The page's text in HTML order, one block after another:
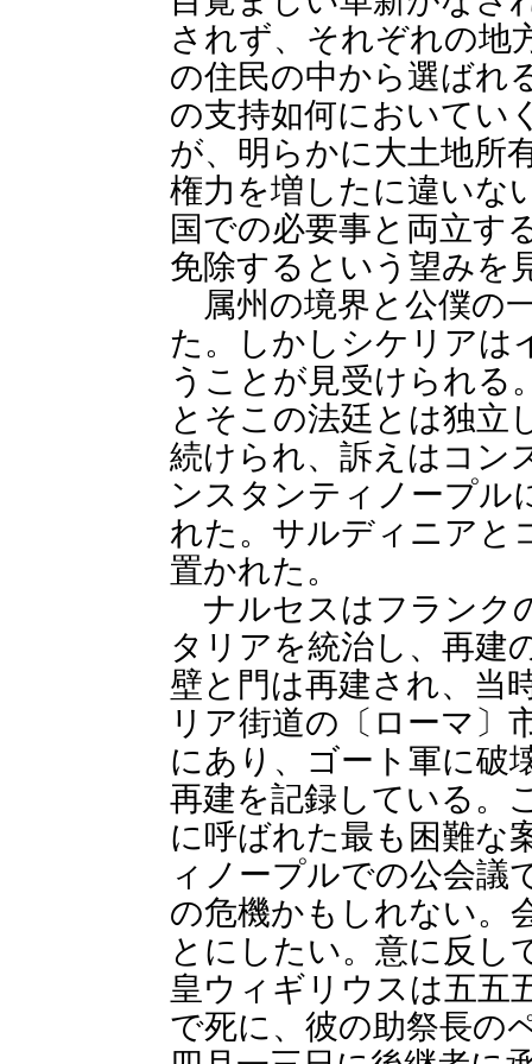
されず、それぞれの地
の住民の中から選ばれ
の支持如何においてい
が、明らかに大土地所
権力を増したに違いな
国での必要事と両立す
免除するという望みを
属州の境界と公僕の
た。しかしシケリアは
うことが見受けられる
とそこの法廷とは独立
続けられ、訴えはコン
ンスタンティノープル
れた。サルディニアと
置かれた。
ナルセスはフランク
タリアを統治し、再建
壁と門は再建され、当
リア街道の〔ローマ〕
にあり、ゴート軍に破
再建を記録している。
に呼ばれた最も困難な
ィノープルでの公会議
の危機かもしれない。
とにしたい。意に反し
皇ウィギリウスは五五
で死に、彼の助祭長の